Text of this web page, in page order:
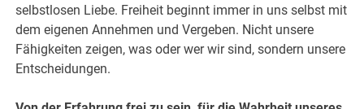
selbstlosen Liebe. Freiheit beginnt immer in uns selbst mit
dem eigenen Annehmen und Vergeben. Nicht unsere
Fähigkeiten zeigen, was oder wer wir sind, sondern unsere
Entscheidungen.